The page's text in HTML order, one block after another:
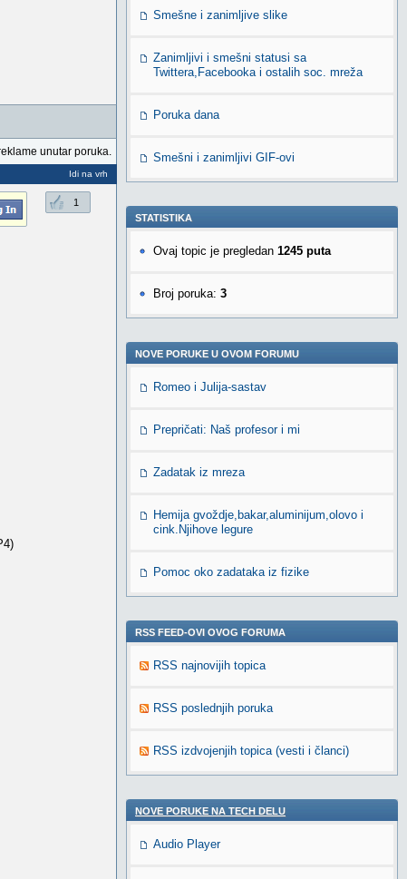
unutar poruka.
Idi na vrh
1
Smešne i zanimljive slike
Zanimljivi i smešni statusi sa
Twittera,Facebooka i ostalih soc. mreža
Poruka dana
Smešni i zanimljivi GIF-ovi
STATISTIKA
Ovaj topic je pregledan 1245 puta
Broj poruka: 3
NOVE PORUKE U OVOM FORUMU
Romeo i Julija-sastav
Prepričati: Naš profesor i mi
Zadatak iz mreza
Hemija gvoždje,bakar,aluminijum,olovo i
cink.Njihove legure
Pomoc oko zadataka iz fizike
RSS FEED-OVI OVOG FORUMA
RSS najnovijih topica
RSS poslednjih poruka
RSS izdvojenjih topica (vesti i članci)
NOVE PORUKE NA TECH DELU
Audio Player